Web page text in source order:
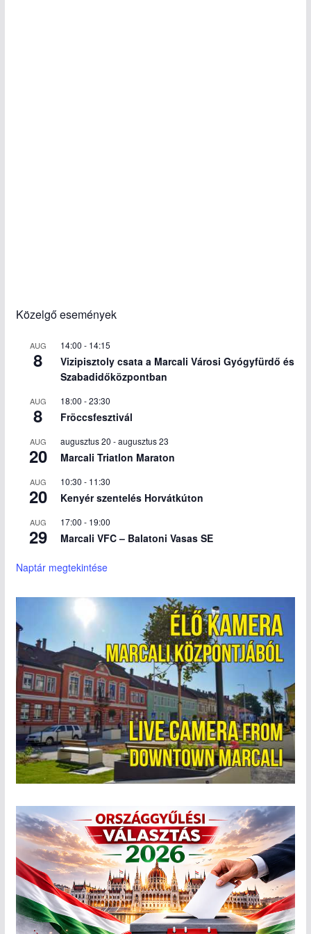
Közelgő események
AUG
8
14:00 - 14:15
Vizipisztoly csata a Marcali Városi Gyógyfürdő és
Szabadidőközpontban
AUG
8
18:00 -23:30
Fröccsfesztivál
AUG
20
augusztus 20 -augusztus 23
Marcali Triatlon Maraton
AUG
20
10:30 - 11:30
Kenyér szentelés Horvátkúton
AUG
29
17:00 - 19:00
Marcali VFC – Balatoni Vasas SE
Naptár megtekintése